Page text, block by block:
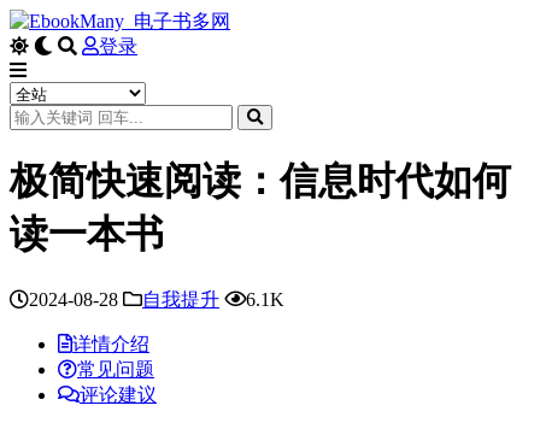
登录
极简快速阅读：信息时代如何
读一本书
2024-08-28 自我提升 6.1K
详情介绍
常见问题
评论建议